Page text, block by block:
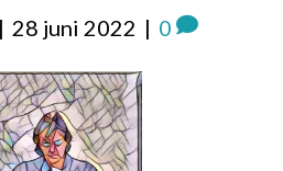
| 28 juni 2022 | 0